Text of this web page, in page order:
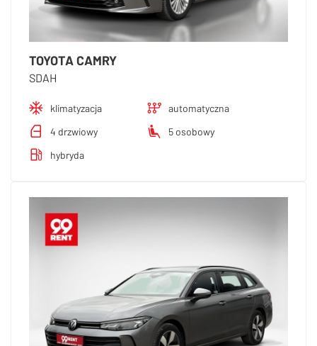
TOYOTA CAMRY
SDAH
klimatyzacja
automatyczna
4 drzwiowy
5 osobowy
hybryda